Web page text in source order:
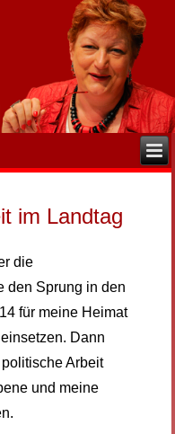
im Landtag
die
den Sprung in den
für meine Heimat
Dann
Arbeit
und meine